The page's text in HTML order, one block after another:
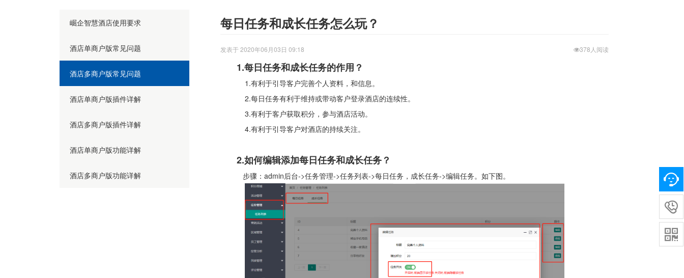
崛企智慧酒店使用要求
酒店单商户版常见问题
酒店多商户版常见问题
酒店单商户版插件详解
酒店多商户版插件详解
酒店单商户版功能详解
酒店多商户版功能详解
每日任务和成长任务怎么玩？
发表于 2020年06月03日 09:18 378人阅读
1.每日任务和成长任务的作用？
1.有利于引导客户完善个人资料，和信息。
2.每日任务有利于维持或带动客户登录酒店的连续性。
3.有利于客户获取积分，参与酒店活动。
4.有利于引导客户对酒店的持续关注。
2.如何编辑添加每日任务和成长任务？
步骤：admin后台->任务管理->任务列表->每日任务，成长任务->编辑任务。如下图。

